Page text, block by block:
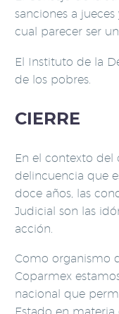
sanciones a
cual parecer ser
El Instituto de la
de los pobres.
CIERRE
En el contexto del
delincuencia que
doce años, las
Judicial son las
acción.
Como organismo
Coparmex
nacional que